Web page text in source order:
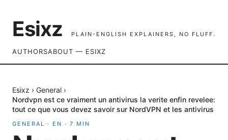
Esixz PLAIN-ENGLISH EXPLAINERS, NO FLUFF.
AUTHORSABOUT — ESIXZ
Esixz › General ›
Nordvpn est ce vraiment un antivirus la verite enfin revelee:
tout ce que vous devez savoir sur NordVPN et les antivirus
GENERAL · EN · 7 MIN